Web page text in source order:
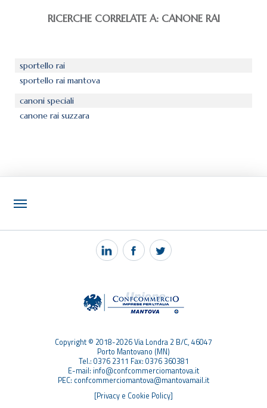
RICERCHE CORRELATE A: CANONE RAI
sportello rai
sportello rai mantova
canoni speciali
canone rai suzzara
NOTIZIE
PEC MANTOVA MAIL
Copyright © 2018-2026 Via Londra 2 B/C, 46047
Porto Mantovano (MN)
Tel.: 0376 2311 Fax: 0376 360381
E-mail: info@confcommerciomantova.it
PEC: confcommerciomantova@mantovamail.it
[Privacy e Cookie Policy]